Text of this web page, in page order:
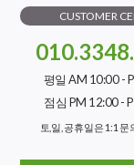
CUSTOMER
평일 AM 10:00 -
점심 PM 12:00 -
토,일, 공휴일은 1:1 문